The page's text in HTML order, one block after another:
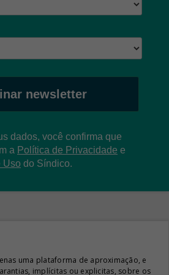
newsletter
dados, você confirma que
a Política de Privacidade e
Uso do Síndico.
uma plataforma de aproximação, e
implícitas ou explicitas, sobre os